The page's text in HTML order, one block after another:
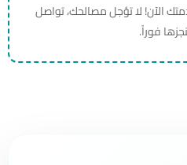
الآن! لا تؤجل مصالحك، تواصل
فوراً.